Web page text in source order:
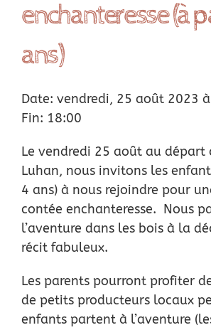
Location
Actus
Nous soutenir
Remerciements
enchanteresse (à
ans)
Date: vendredi, 25 août 2023
Fin: 18:00
Le vendredi 25 août au départ
Luhan, nous invitons les
4 ans) à nous rejoindre pour
contée enchanteresse. Nous
l’aventure dans les bois à la
récit fabuleux.
Les parents pourront profiter
de petits producteurs locaux
enfants partent à l’aventure